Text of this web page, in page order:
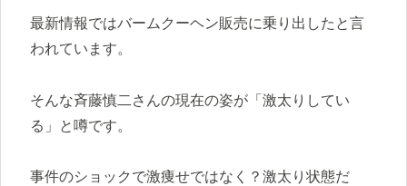
最新情報ではバームクーヘン販売に乗り出したと言
われています。
そんな斉藤慎二さんの現在の姿が「激太りしてい
る」と噂です。
事件のショックで激痩せではなく？激太り状態だ